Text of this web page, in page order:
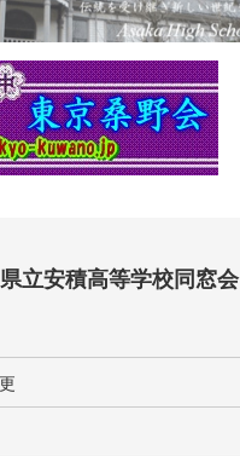
立安積高等学校同窓会